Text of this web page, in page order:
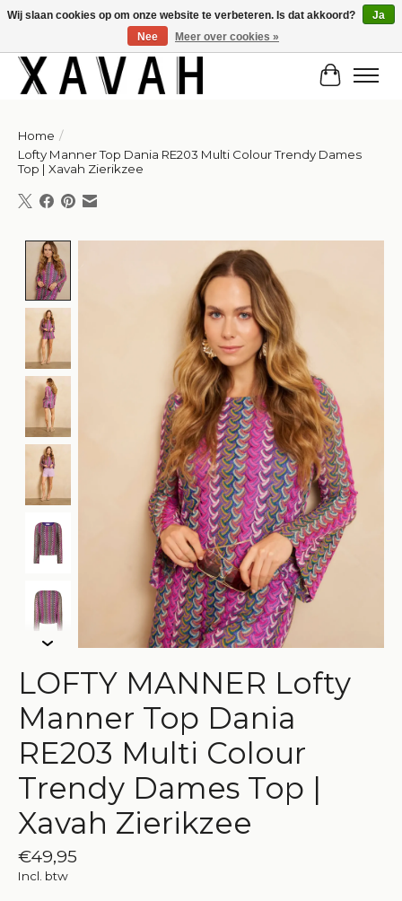
Hi gorgeous! ✨ Kortingscode for 20% off: Summersale!
Home /
Lofty Manner Top Dania RE203 Multi Colour Trendy Dames
Top | Xavah Zierikzee
Product image slideshow Items
LOFTY MANNER Lofty
Manner Top Dania
RE203 Multi Colour
Trendy Dames Top |
Xavah Zierikzee
€49,95
Incl. btw
Wij slaan cookies op om onze website te verbeteren. Is dat akkoord?
Ja
Nee
Meer over cookies »